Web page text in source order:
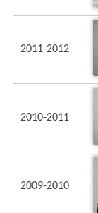
2011-2012
2010-2011
2009-2010